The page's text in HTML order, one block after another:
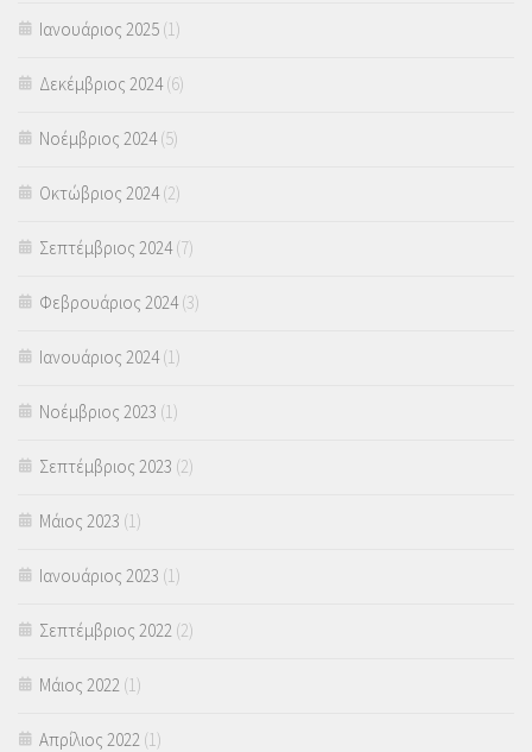
Ιανουάριος 2025 (1)
Δεκέμβριος 2024(6)
Νοέμβριος 2024(5)
Οκτώβριος 2024(2)
Σεπτέμβριος 2024(7)
Φεβρουάριος 2024(3)
Ιανουάριος 2024(1)
Νοέμβριος 2023 (1)
Σεπτέμβριος 2023 (2)
Μάιος 2023 (1)
Ιανουάριος 2023 (1)
Σεπτέμβριος 2022 (2)
Μάιος 2022 (1)
Απρίλιος 2022 (1)